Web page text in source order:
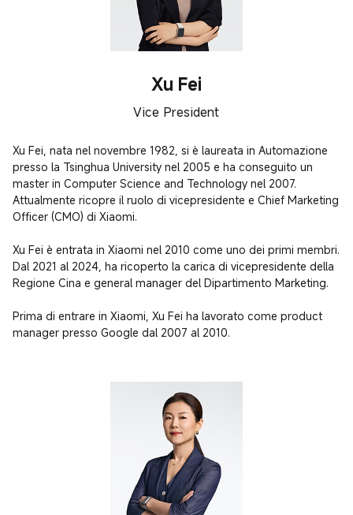
Xu Fei
Vice President
Xu Fei, nata nel novembre 1982, si è laureata in Automazione
presso la Tsinghua University nel 2005 e ha conseguito un
master in Computer Science and Technology nel 2007.
Attualmente ricopre il ruolo di vicepresidente e Chief Marketing
Officer (CMO) di Xiaomi.
Xu Fei è entrata in Xiaomi nel 2010 come uno dei primi membri.
Dal 2021 al 2024, ha ricoperto la carica di vicepresidente della
Regione Cina e general manager del Dipartimento Marketing.
Prima di entrare in Xiaomi, Xu Fei ha lavorato come product
manager presso Google dal 2007 al 2010.